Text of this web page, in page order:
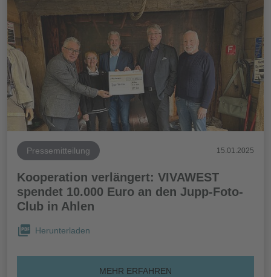
Pressemitteilung 15.01.2025
Kooperation verlängert: VIVAWEST
spendet 10.000 Euro an den Jupp-Foto-
Club in Ahlen
Herunterladen
MEHR ERFAHREN